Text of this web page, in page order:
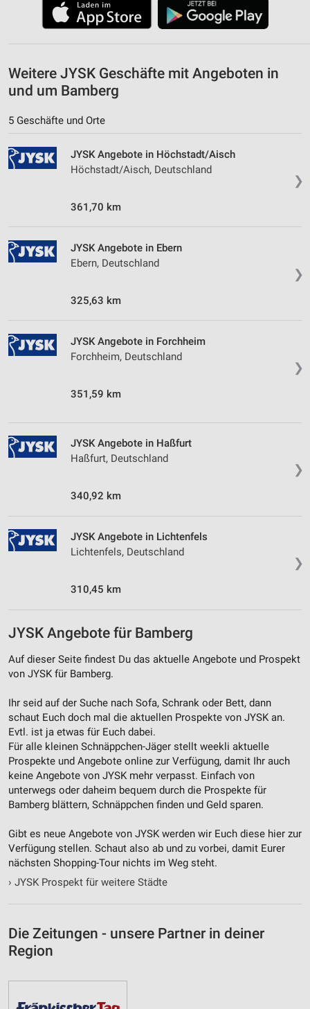
Weitere JYSK Geschäfte mit Angeboten in
und um Bamberg
5 Geschäfte und Orte
❯
JYSK Angebote in Höchstadt/Aisch
Höchstadt/Aisch, Deutschland
361,70 km
❯
JYSK Angebote in Ebern
Ebern, Deutschland
325,63 km
❯
JYSK Angebote in Forchheim
Forchheim, Deutschland
351,59 km
❯
JYSK Angebote in Haßfurt
Haßfurt, Deutschland
340,92 km
❯
JYSK Angebote in Lichtenfels
Lichtenfels, Deutschland
310,45 km
JYSK Angebote für Bamberg
Auf dieser Seite findest Du das aktuelle Angebote und Prospekt
von JYSK für Bamberg.
Ihr seid auf der Suche nach Sofa, Schrank oder Bett, dann
schaut Euch doch mal die aktuellen Prospekte von JYSK an.
Evtl. ist ja etwas für Euch dabei.
Für alle kleinen Schnäppchen-Jäger stellt weekli aktuelle
Prospekte und Angebote online zur Verfügung, damit Ihr auch
keine Angebote von JYSK mehr verpasst. Einfach von
unterwegs oder daheim bequem durch die Prospekte für
Bamberg blättern, Schnäppchen finden und Geld sparen.
Gibt es neue Angebote von JYSK werden wir Euch diese hier zur
Verfügung stellen. Schaut also ab und zu vorbei, damit Eurer
nächsten Shopping-Tour nichts im Weg steht.
› JYSK Prospekt für weitere Städte
Die Zeitungen - unsere Partner in deiner
Region
von Inhalten
Messung der Werbeleistung
Messung der Performance von Inhalten
Quellen
Verwendung reduzierter Daten zur Auswahl von
IAB-Besonderheiten:
Verwendung genauer Standortdaten
Geräte anhand von aktiv angeforderten
Informationen identifizieren
Notwendig
Werbung